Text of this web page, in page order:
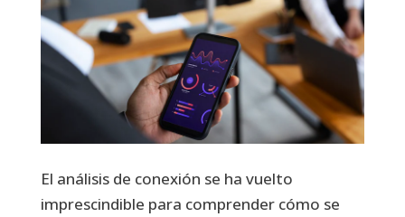
El análisis de conexión se ha vuelto
imprescindible para comprender cómo se